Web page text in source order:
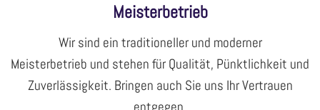
Meisterbetrieb
Wir sind ein traditioneller und moderner
Meisterbetrieb und stehen für Qualität, Pünktlichkeit und
Zuverlässigkeit. Bringen auch Sie uns Ihr Vertrauen